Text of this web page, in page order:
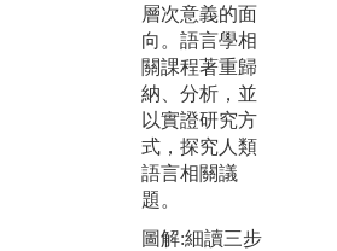
層次意義的面
向。語言學相
關課程著重歸
納、分析，並
以實證研究方
式，探究人類
語言相關議
題。
圖解:細讀三步